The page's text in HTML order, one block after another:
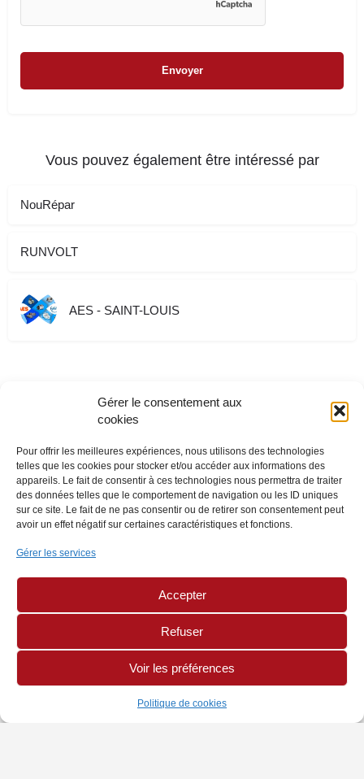
Gérer le consentement aux
cookies
Pour offrir les meilleures expériences, nous utilisons des technologies
telles que les cookies pour stocker et/ou accéder aux informations des
appareils. Le fait de consentir à ces technologies nous permettra de traiter
des données telles que le comportement de navigation ou les ID uniques
sur ce site. Le fait de ne pas consentir ou de retirer son consentement peut
avoir un effet négatif sur certaines caractéristiques et fonctions.
Gérer les services
Accepter
Refuser
Voir les préférences
Politique de cookies
Vous pouvez également être intéressé par
NouRépar
RUNVOLT
AES - SAINT-LOUIS